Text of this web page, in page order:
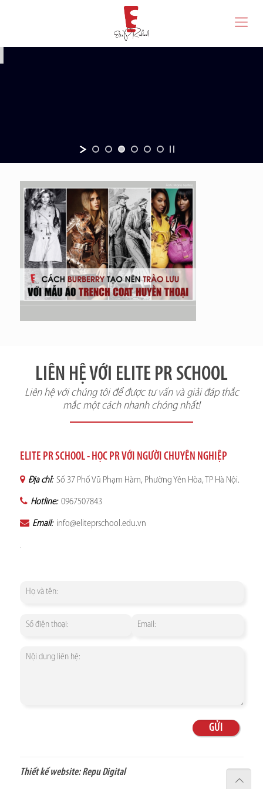
LIÊN HỆ VỚI ELITE PR SCHOOL
Liên hệ với chúng tôi để được tư vấn và giải đáp thắc
mắc một cách nhanh chóng nhất!
ELITE PR SCHOOL - HỌC PR VỚI NGƯỜI CHUYÊN NGHIỆP
Địa chỉ: Số 37 Phố Vũ Phạm Hàm, Phường Yên Hòa, TP Hà Nội.
Hotline: 0967507843
Email: info@eliteprschool.edu.vn
Thiết kế website:Repu Digital